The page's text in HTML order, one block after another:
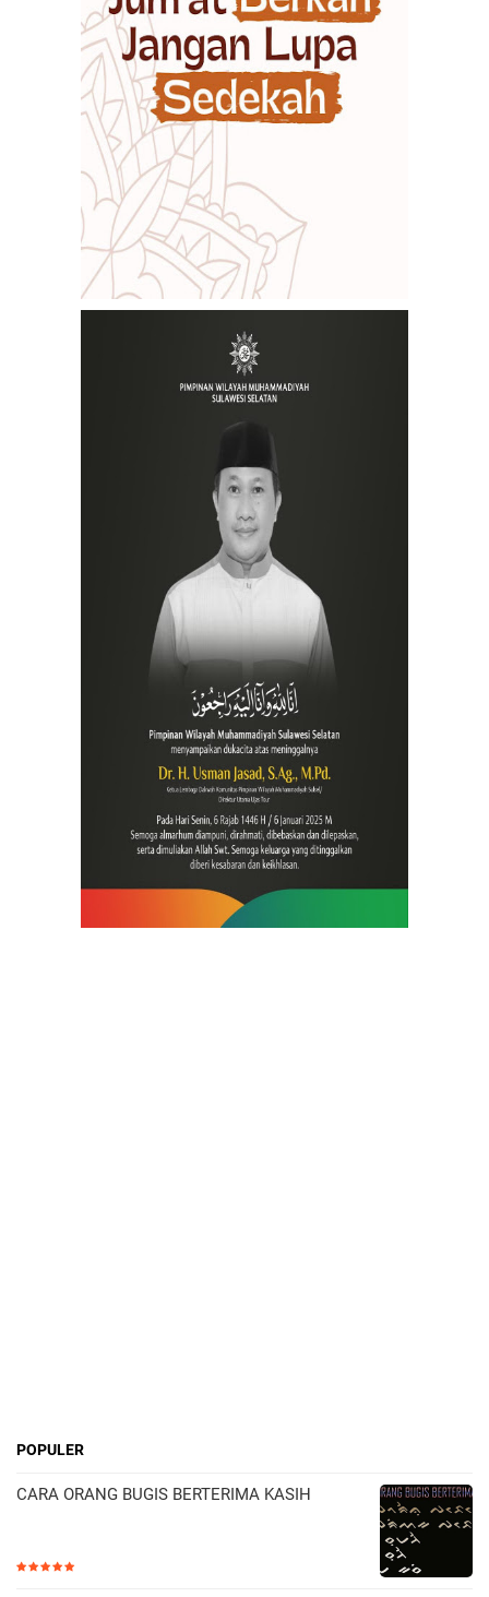
POPULER
CARA ORANG BUGIS BERTERIMA KASIH